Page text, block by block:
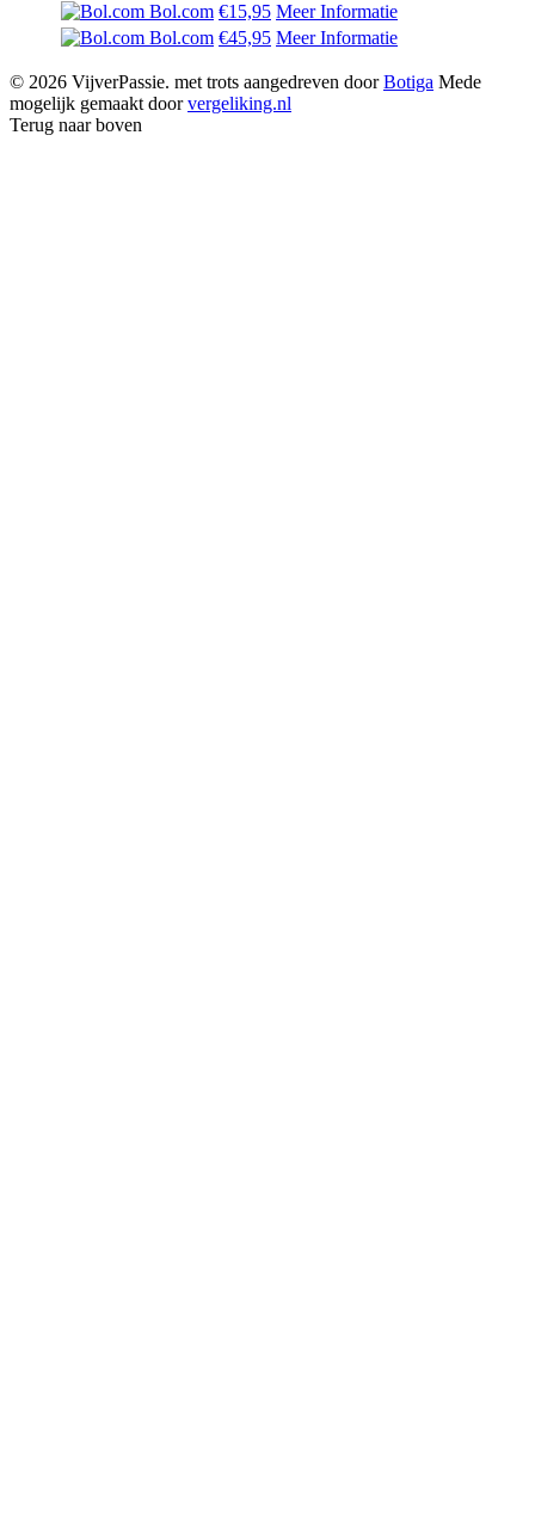
Bol.com €15,95 Meer Informatie
Bol.com €45,95 Meer Informatie
© 2026 VijverPassie. met trots aangedreven doorBotiga Mede
mogelijk gemaakt doorvergeliking.nl
Terug naar boven